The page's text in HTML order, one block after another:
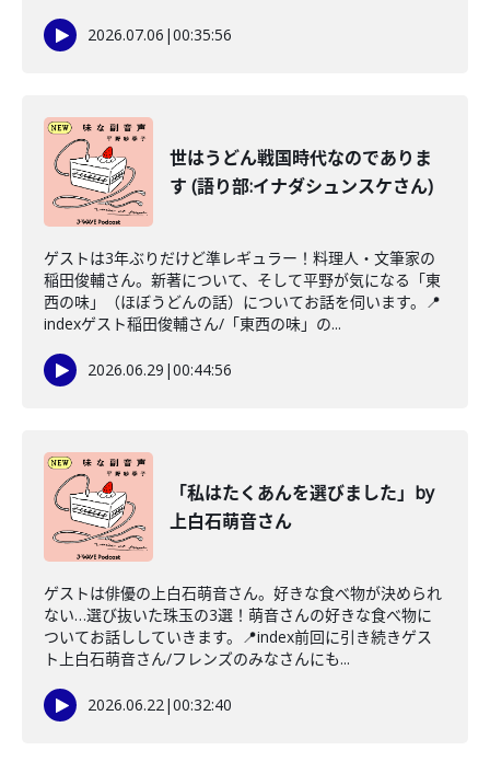
2026.07.06 |00:35:56
世はうどん戦国時代なのでありま
す (語り部:イナダシュンスケさん)
ゲストは3年ぶりだけど準レギュラー！料理人・文筆家の
稲田俊輔さん。新著について、そして平野が気になる「東
西の味」（ほぼうどんの話）についてお話を伺います。📍
indexゲスト稲田俊輔さん/「東西の味」の...
2026.06.29 |00:44:56
「私はたくあんを選びました」by
上白石萌音さん
ゲストは俳優の上白石萌音さん。好きな食べ物が決められ
ない…選び抜いた珠玉の3選！萌音さんの好きな食べ物に
ついてお話ししていきます。📍index前回に引き続きゲス
ト上白石萌音さん/フレンズのみなさんにも...
2026.06.22|00:32:40